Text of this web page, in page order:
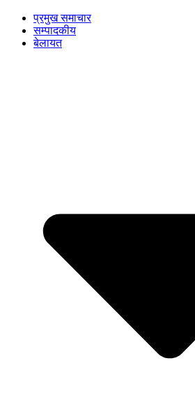
प्रमुख समाचार
सम्पादकीय
बेलायत